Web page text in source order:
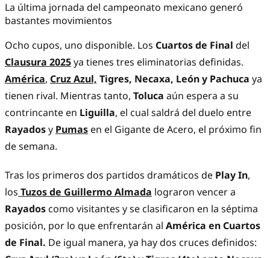
La última jornada del campeonato mexicano generó
bastantes movimientos
Ocho cupos, uno disponible. Los Cuartos de Final del
Clausura 2025ya tienes tres eliminatorias definidas.
América, Cruz Azul, Tigres, Necaxa, León y Pachuca ya
tienen rival. Mientras tanto, Toluca aún espera a su
contrincante en Liguilla, el cual saldrá del duelo entre
Rayadosy Pumas en el Gigante de Acero, el próximo fin
de semana.
Tras los primeros dos partidos dramáticos de Play In,
los Tuzos de Guillermo Almada lograron vencer a
Rayados como visitantes y se clasificaron en la séptima
posición, por lo que enfrentarán al América en Cuartos
de Final. De igual manera, ya hay dos cruces definidos: